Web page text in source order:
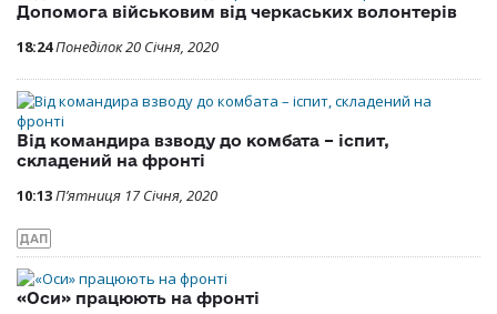
Допомога військовим від черкаських волонтерів
18:24Понеділок 20 Січня, 2020
Від командира взводу до комбата – іспит,
складений на фронті
10:13П’ятниця 17 Січня, 2020
ДАП
«Оси» працюють на фронті